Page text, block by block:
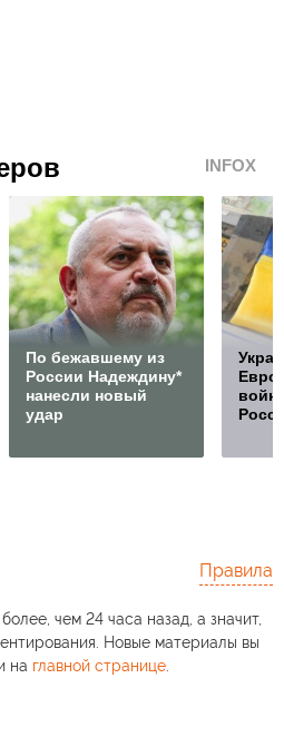
INFOX
По бежавшему из
России Надеждину*
нанесли новый
удар
Правила
чем 24 часа назад, а значит,
Новые материалы вы
на главной странице.